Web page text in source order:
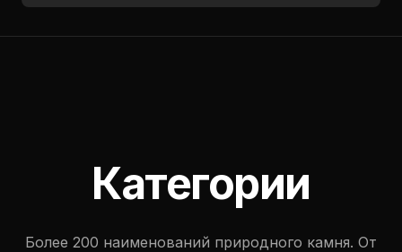
Категории
Более 200 наименований природного камня. От